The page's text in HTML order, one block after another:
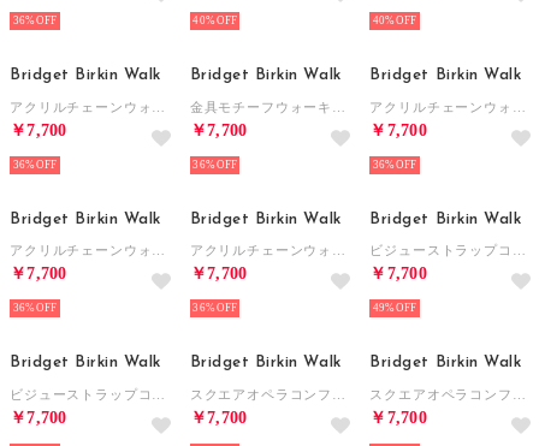
36% 40% 40%
Bridget Birkin Walk
￥7,700
36%
Bridget Birkin Walk
￥7,700
36%
Bridget Birkin Walk
￥7,700
36%
Bridget Birkin Walk
￥7,700
36%
Bridget Birkin Walk
￥7,700
36%
Bridget Birkin Walk
￥7,700
49%
Bridget Birkin Walk
￥7,700
Bridget Birkin Walk
￥7,700
Bridget Birkin Walk
￥7,700